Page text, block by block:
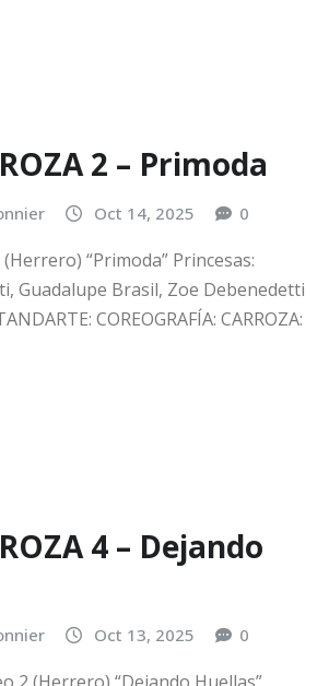
2 – Primoda
Oct 14, 2025 0
“Primoda” Princesas:
Guadalupe Brasil, Zoe Debenedetti
COREOGRAFÍA: CARROZA:
4 – Dejando
Oct 13, 2025 0